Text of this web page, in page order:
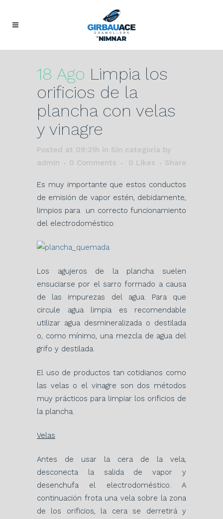
18 Ago Limpia los
orificios de la
plancha con velas
y vinagre
Posted at 09:31h in Sin categoría by
admin
0 Comments 0 Likes Share
Es muy importante que estos conductos
de emisión de vapor estén, debidamente,
limpios para un correcto funcionamiento
del electrodoméstico.
Los agujeros de la plancha suelen
ensuciarse por el sarro formado a causa
de las impurezas del agua. Para que
circule agua limpia es recomendable
utilizar agua desmineralizada o destilada
o, como mínimo, una mezcla de agua del
grifo y destilada.
El uso de productos tan cotidianos como
las velas o el vinagre son dos métodos
muy prácticos para limpiar los orificios de
la plancha.
Velas
Antes de usar la cera de la vela,
desconecta la salida de vapor y
desenchufa el electrodoméstico. A
continuación frota una vela sobre la zona
de los orificios, la cera se derretirá y